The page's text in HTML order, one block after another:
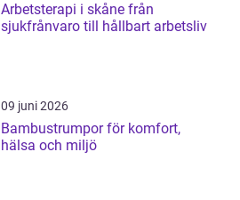
Arbetsterapi i skåne från
sjukfrånvaro till hållbart arbetsliv
09 juni 2026
Bambustrumpor för komfort,
hälsa och miljö